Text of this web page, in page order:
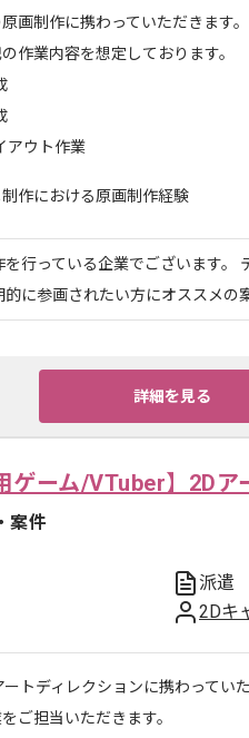
画制作に携わっていただきます。
作業内容を想定しております。
アウト作業
制作における原画制作経験
行っている企業でございます。
に参画されたい方にオススメの
詳細を見る
ゲーム/VTuber】2D
案件
派遣
2Dキ
トディレクションに携わっていた
ご担当いただきます。